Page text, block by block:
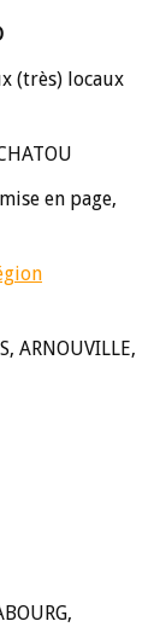
(très) locaux
en page,
ARNOUVILLE,